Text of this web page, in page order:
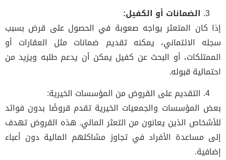
الضمانات أو الكفيل:
إذا كان المتعثر يواجه صعوبة في الحصول على قرض بسبب
سجله الائتماني، يمكنه تقديم ضمانات مثل العقارات أو
الممتلكات، أو البحث عن كفيل يمكن أن يدعم طلبه ويزيد من
احتمالية قبوله.
التقديم على القروض من المؤسسات الخيرية:
بعض المؤسسات والجمعيات الخيرية تقدم قروضًا بدون فوائد
للأشخاص الذين يعانون من التعثر المالي. هذه القروض تهدف
إلى مساعدة الأفراد في تجاوز مشاكلهم المالية دون أعباء
إضافية.